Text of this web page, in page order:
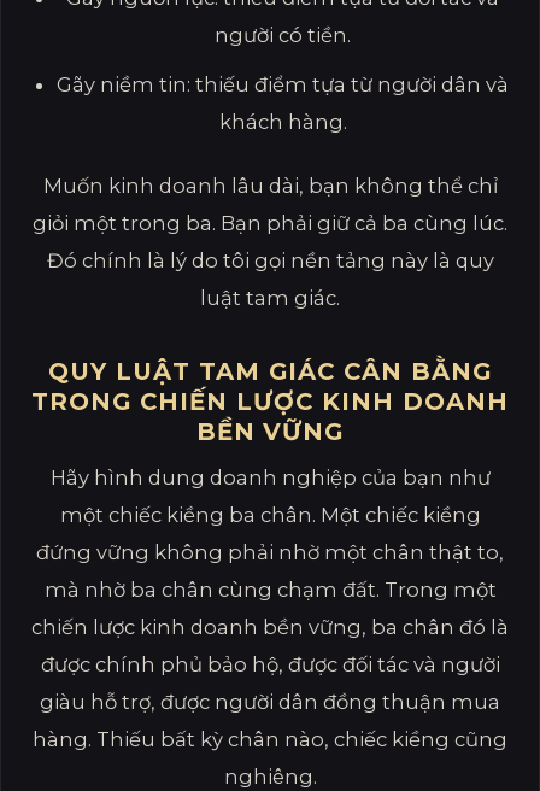
người có tiền.
Gãy niềm tin: thiếu điểm tựa từ người dân và
khách hàng.
Muốn kinh doanh lâu dài, bạn không thể chỉ
giỏi một trong ba. Bạn phải giữ cả ba cùng lúc.
Đó chính là lý do tôi gọi nền tảng này là quy
luật tam giác.
QUY LUẬT TAM GIÁC CÂN BẰNG
TRONG CHIẾN LƯỢC KINH DOANH
BỀN VỮNG
Hãy hình dung doanh nghiệp của bạn như
một chiếc kiềng ba chân. Một chiếc kiềng
đứng vững không phải nhờ một chân thật to,
mà nhờ ba chân cùng chạm đất. Trong một
chiến lược kinh doanh bền vững, ba chân đó là
được chính phủ bảo hộ, được đối tác và người
giàu hỗ trợ, được người dân đồng thuận mua
hàng. Thiếu bất kỳ chân nào, chiếc kiềng cũng
nghiêng.